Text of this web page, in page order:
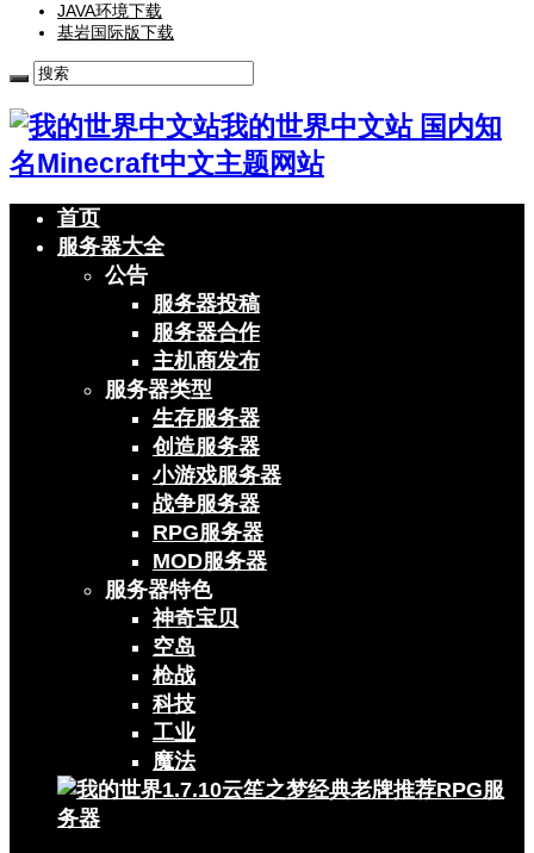
JAVA环境下载
基岩国际版下载
我的世界中文站 国内知
名Minecraft中文主题网站
首页
服务器大全
公告
服务器投稿
服务器合作
主机商发布
服务器类型
生存服务器
创造服务器
小游戏服务器
战争服务器
RPG服务器
MOD服务器
服务器特色
神奇宝贝
空岛
枪战
科技
工业
魔法